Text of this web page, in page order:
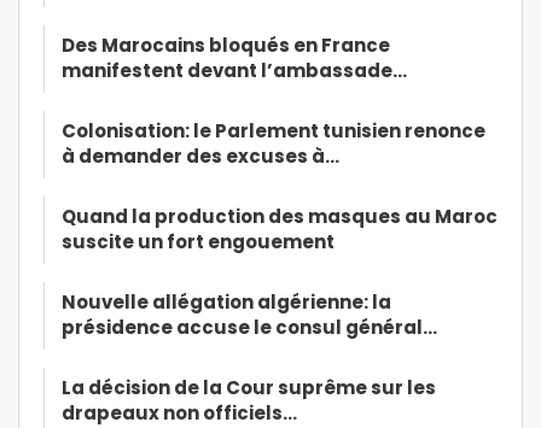
Des Marocains bloqués en France
manifestent devant l’ambassade…
Colonisation: le Parlement tunisien renonce
à demander des excuses à…
Quand la production des masques au Maroc
suscite un fort engouement
Nouvelle allégation algérienne: la
présidence accuse le consul général…
La décision de la Cour suprême sur les
drapeaux non officiels…